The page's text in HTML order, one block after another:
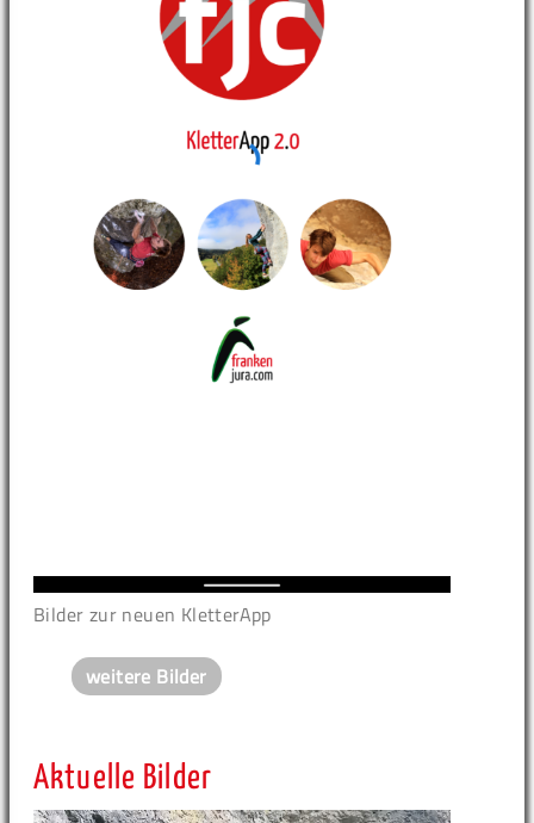
Bilder zur neuen KletterApp
weitere Bilder
Aktuelle Bilder